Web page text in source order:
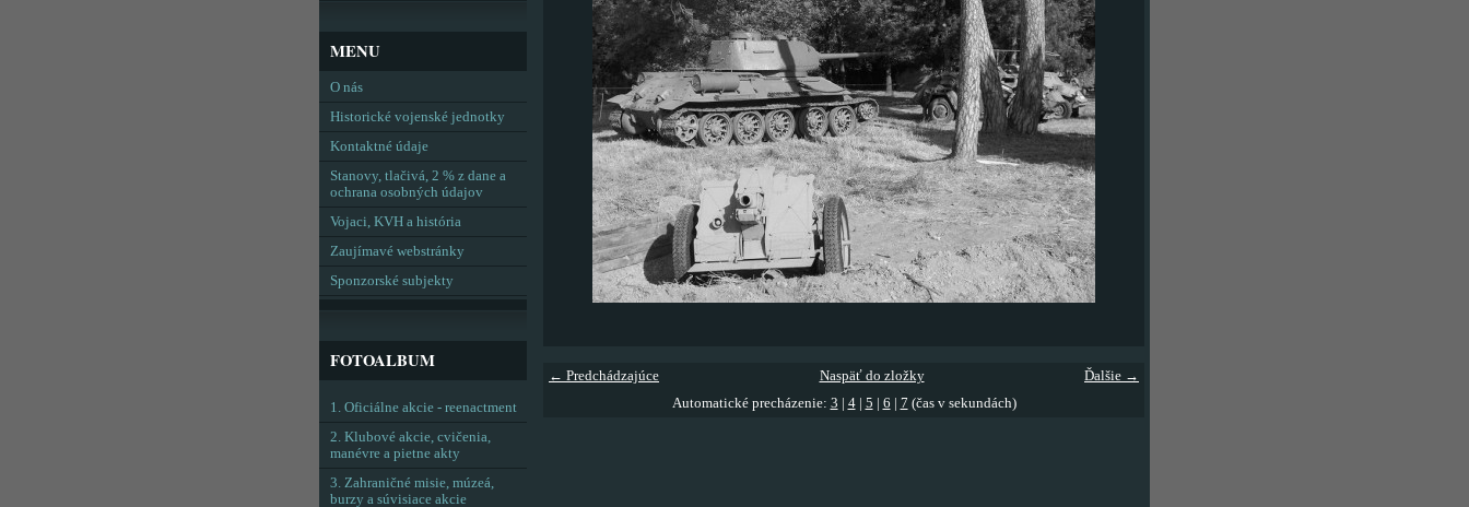
← Predchádzajúce Ďalšie →
Naspäť do zložky
Automatické precházenie: 3 4| 5 6 7 (čas v sekundách)
MENU
O nás
Historické vojenské jednotky
Kontaktné údaje
Stanovy, tlačivá, 2 % z dane a
ochrana osobných údajov
Vojaci, KVH a história
Zaujímavé webstránky
Sponzorské subjekty
FOTOALBUM
1. Oficiálne akcie - reenactment
2. Klubové akcie, cvičenia,
manévre a pietne akty
3. Zahraničné misie, múzeá,
burzy a súvisiace akcie